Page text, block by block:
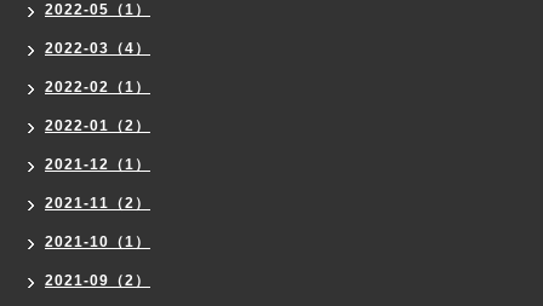
2022-05（1）
2022-03（4）
2022-02（1）
2022-01（2）
2021-12（1）
2021-11（2）
2021-10（1）
2021-09（2）